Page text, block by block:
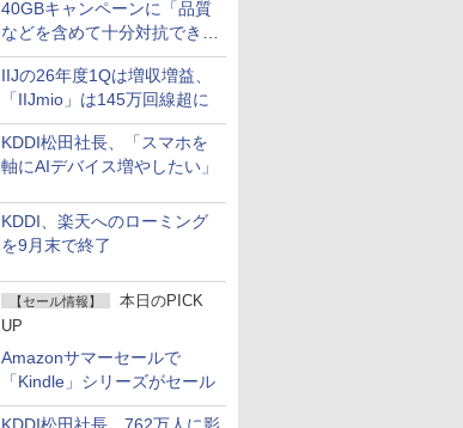
40GBキャンペーンに「品質
などを含めて十分対抗でき
る」
IIJの26年度1Qは増収増益、
「IIJmio」は145万回線超に
KDDI松田社長、「スマホを
軸にAIデバイス増やしたい」
KDDI、楽天へのローミング
を9月末で終了
【セール情報】
本日のPICK
UP
Amazonサマーセールで
「Kindle」シリーズがセール